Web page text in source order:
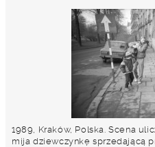
1989, Kraków, Polska. Scena
mija dziewczynkę sprzedającą